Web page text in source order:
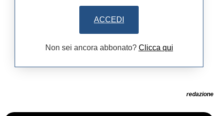
ACCEDI
Non sei ancora abbonato? Clicca qui
redazione